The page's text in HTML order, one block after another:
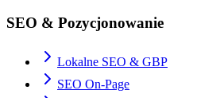
SEO & Pozycjonowanie
Lokalne SEO & GBP
SEO On-Page